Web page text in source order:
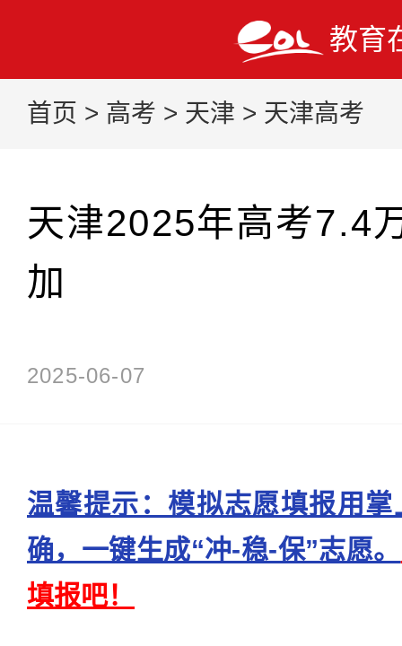
教育
首页 > 高考 > 天津 > 天津高考
天津2025年高考7.4
加
2025-06-07
温馨提示：模拟志愿填报用
确，一键生成“冲-稳-保”志愿。
填报吧！